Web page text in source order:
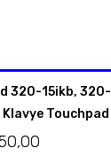
320-15ikb, 320-
Touchpad